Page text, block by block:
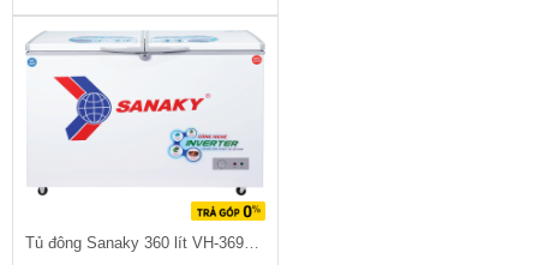
Tủ đông Sanaky 360 lít VH-3699W3